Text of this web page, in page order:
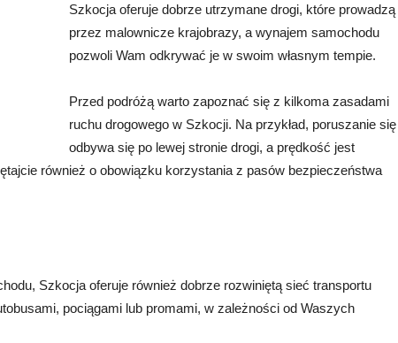
Szkocja oferuje dobrze utrzymane drogi, które prowadzą
przez malownicze krajobrazy, a wynajem samochodu
pozwoli Wam odkrywać je w swoim własnym tempie.
Przed podróżą warto zapoznać się z kilkoma zasadami
ruchu drogowego w Szkocji. Na przykład, poruszanie się
odbywa się po lewej stronie drogi, a prędkość jest
również o obowiązku korzystania z pasów bezpieczeństwa
Szkocja oferuje również dobrze rozwiniętą sieć transportu
pociągami lub promami, w zależności od Waszych